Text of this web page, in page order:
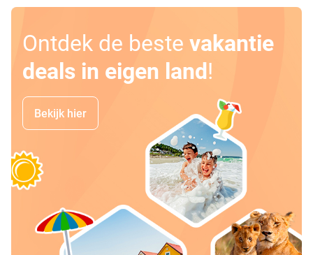
Ontdek de beste vakantie
deals in eigen land!
Bekijk hier